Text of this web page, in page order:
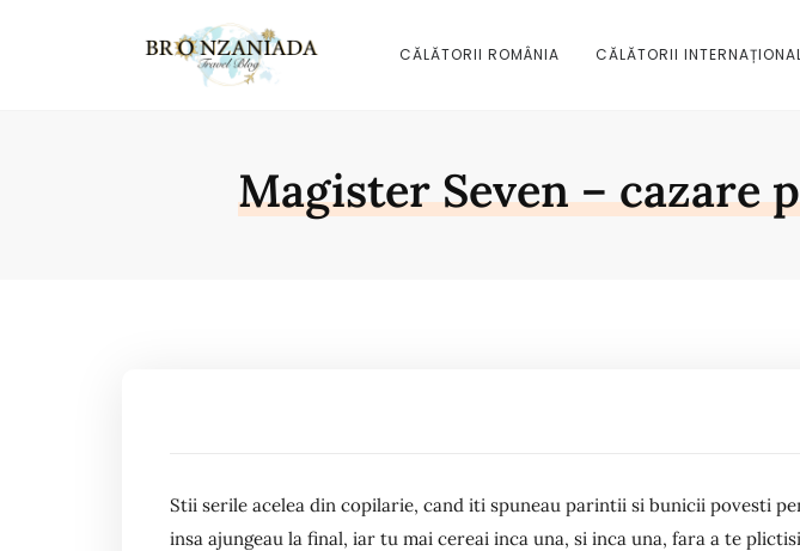
CĂLĂTORII ROMÂNIA CĂLĂTORII
Magister Seven –
Stii serile acelea din copilarie, cand iti spuneau parintii si bunicii povesti
insa ajungeau la final, iar tu mai cereai inca una, si inca una, fara a te